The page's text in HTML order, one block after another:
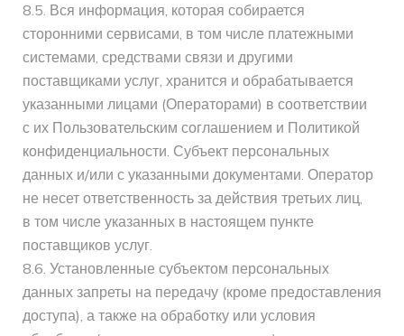
8.5. Вся информация, которая собирается
сторонними сервисами, в том числе платежными
системами, средствами связи и другими
поставщиками услуг, хранится и обрабатывается
указанными лицами (Операторами) в соответствии
с их Пользовательским соглашением и Политикой
конфиденциальности. Субъект персональных
данных и/или с указанными документами. Оператор
не несет ответственность за действия третьих лиц,
в том числе указанных в настоящем пункте
поставщиков услуг.
8.6. Установленные субъектом персональных
данных запреты на передачу (кроме предоставления
доступа), а также на обработку или условия